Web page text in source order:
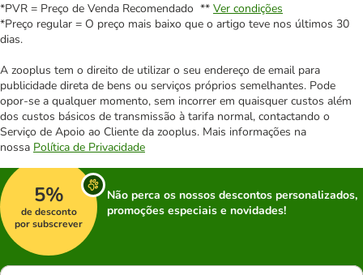
*PVR = Preço de Venda Recomendado ** Ver condições
*Preço regular = O preço mais baixo que o artigo teve nos últimos 30
dias.
A zooplus tem o direito de utilizar o seu endereço de email para
publicidade direta de bens ou serviços próprios semelhantes. Pode
opor-se a qualquer momento, sem incorrer em quaisquer custos além
dos custos básicos de transmissão à tarifa normal, contactando o
Serviço de Apoio ao Cliente da zooplus. Mais informações na
nossa Política de Privacidade
5%
de desconto
por subscrever
Não perca os nossos descontos personalizados,
promoções especiais e novidades!